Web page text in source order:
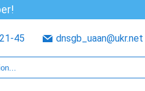
45 dnsgb_uaan@ukr.net